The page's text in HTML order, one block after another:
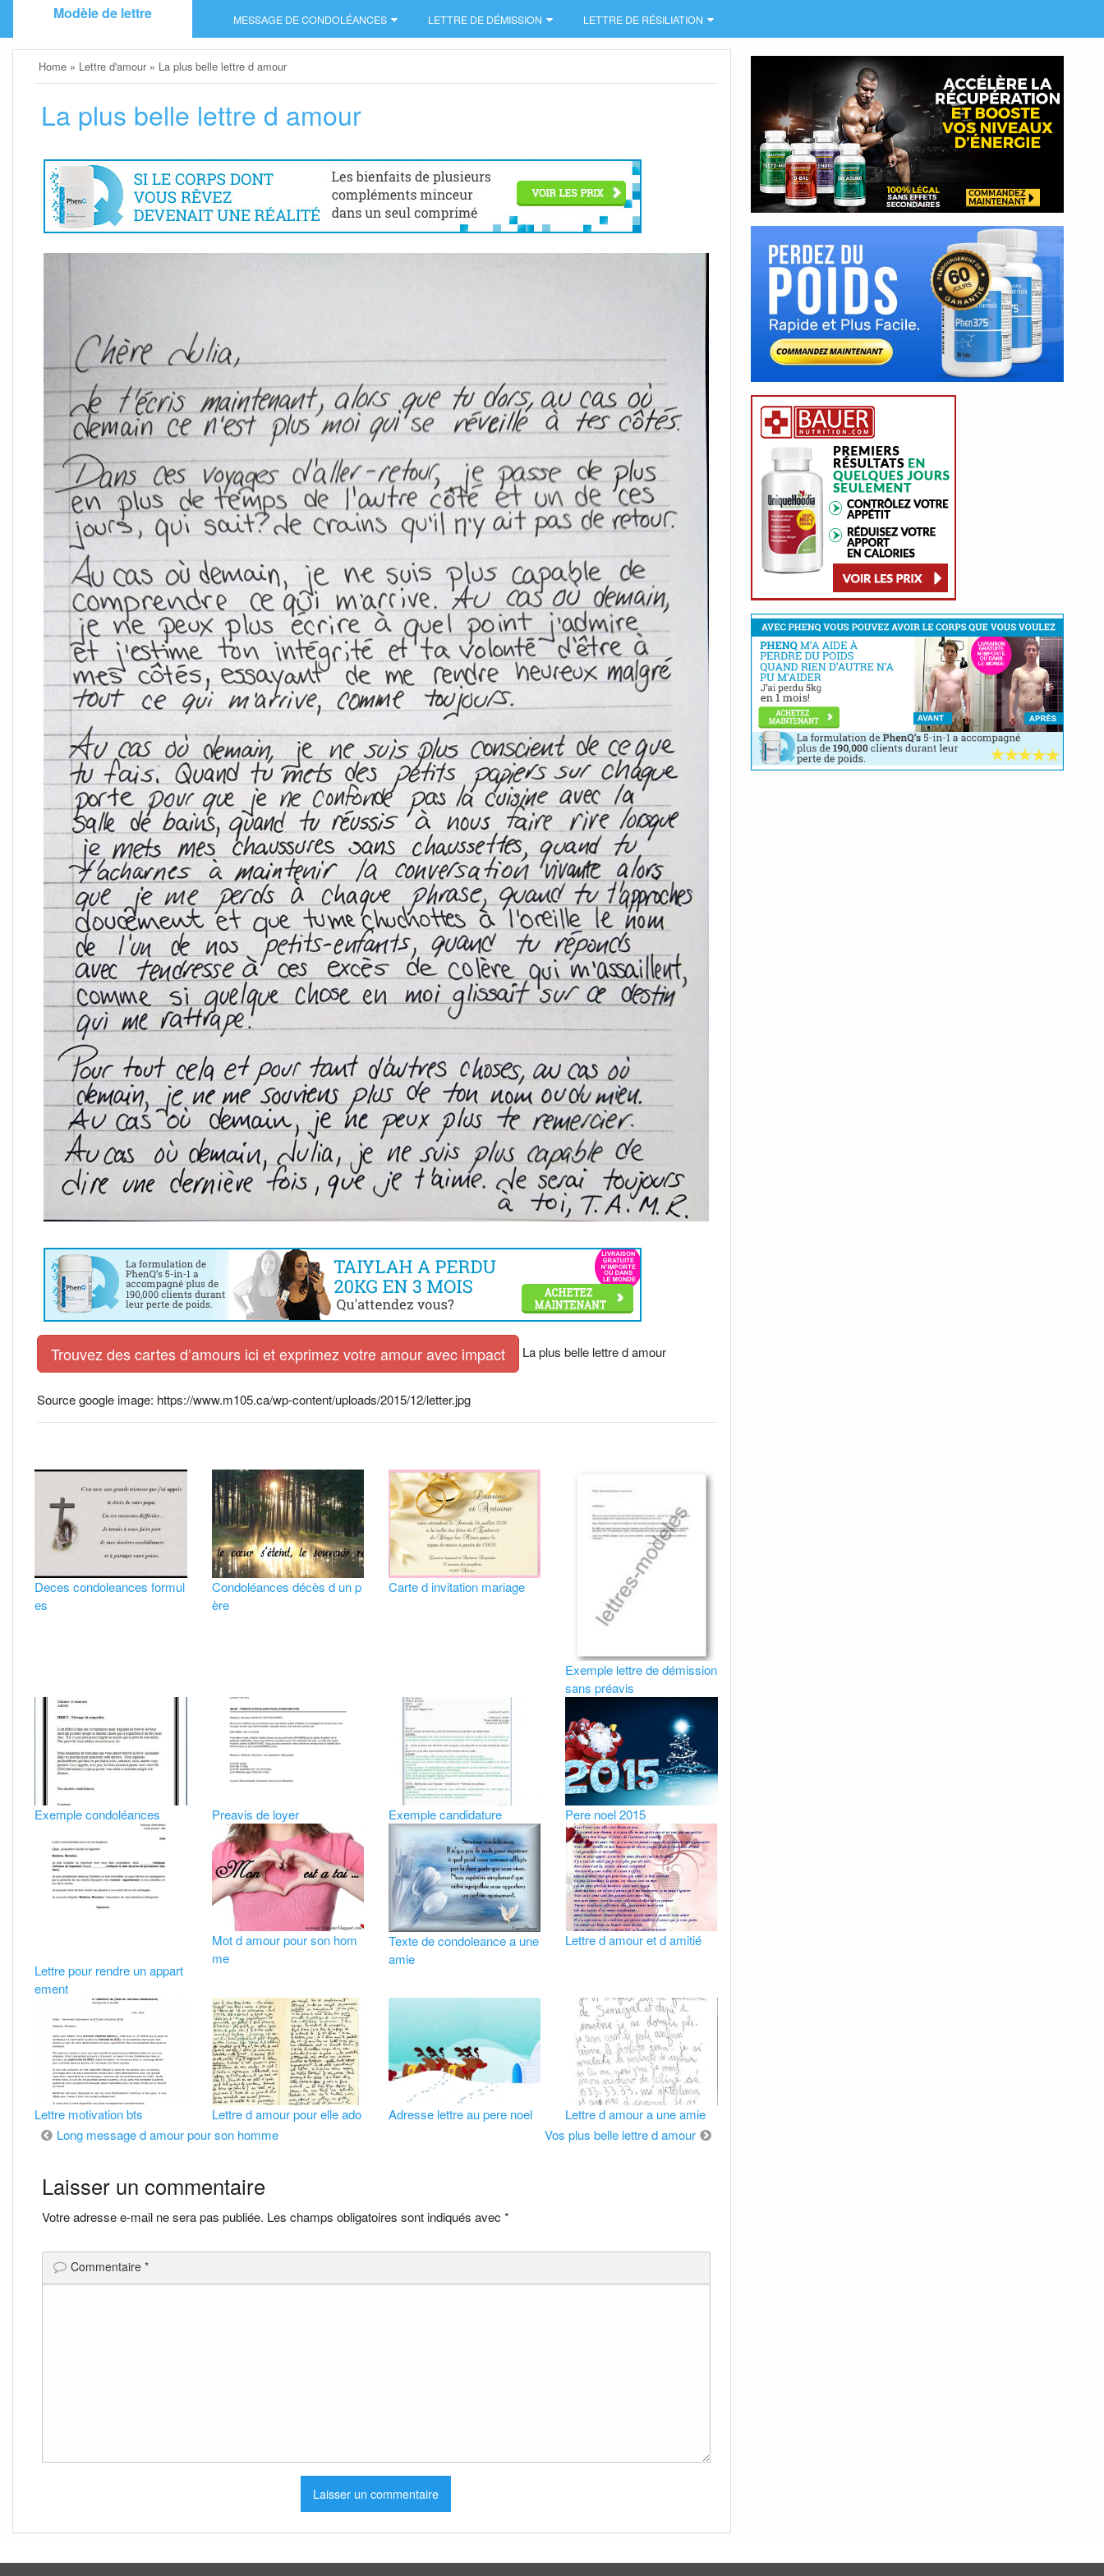
Modèle de lettre MESSAGE DE CONDOLÉANCES LETTRE DE DÉMISSION LETTRE DE RÉSILIATION
Home » Lettre d'amour » La plus belle lettre d amour
La plus belle lettre d amour
Trouvez des cartes d’amours ici et exprimez votre amour avec impact La plus belle lettre d amour
Source google image: https://www.m105.ca/wp-content/uploads/2015/12/letter.jpg
Deces condoleances formul
es
Condoléances décès d un p
ère
Carte d invitation mariage
Exemple lettre de démission
sans préavis
Exemple condoléances Preavis de loyer Exemple candidature Pere noel 2015
Lettre pour rendre un appart
ement
Mot d amour pour son hom
me
Texte de condoleance a une
amie
Lettre d amour et d amitié
Lettre motivation bts Lettre d amour pour elle ado Adresse lettre au pere noel Lettre d amour a une amie
Navigation
de
l’article
Long message d amour pour son homme Vos plus belle lettre d amour
Laisser un commentaire
Votre adresse e-mail ne sera pas publiée. Les champs obligatoires sont indiqués avec *
Commentaire *